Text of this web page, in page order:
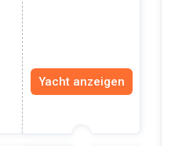
Yacht anzeigen